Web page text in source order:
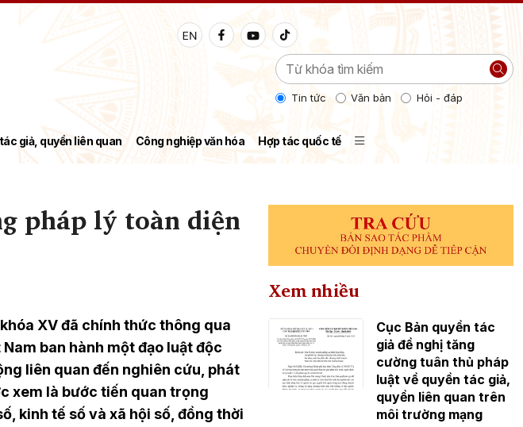
Tin tức Văn bản Hỏi - đáp
giả, quyền liên quan Công nghiệp văn hóa Hợp tác quốc tế
pháp lý toàn diện
XV đã chính thức thông qua
ban hành một đạo luật độc
liên quan đến nghiên cứu, phát
xem là bước tiến quan trọng
kinh tế số và xã hội số, đồng thời
Xem nhiều
Cục Bản quyền tác
giả đề nghị tăng
cường tuân thủ pháp
luật về quyền tác giả,
quyền liên quan trên
môi trường mạng